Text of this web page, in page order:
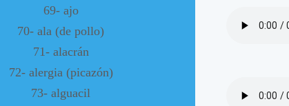
69- ajo
70- ala (de pollo)
71- alacrán
72- alergia (picazón)
73- alguacil